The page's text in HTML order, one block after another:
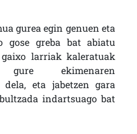
gurea egin genuen eta
gose greba bat abiatu
larriak kaleratuak
ekimenaren
eta jabetzen gara
indartsuago bat